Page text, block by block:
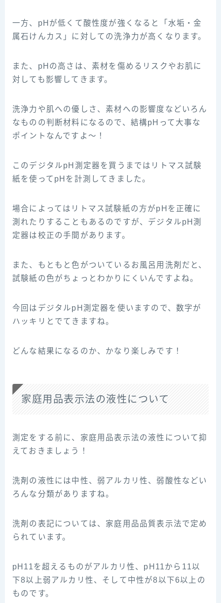
一方、pHが低くて酸性度が強くなると「水垢・金
属石けんカス」に対しての洗浄力が高くなります。
また、pHの高さは、素材を傷めるリスクやお肌に
対しても影響してきます。
洗浄力や肌への優しさ、素材への影響度などいろん
なものの判断材料になるので、結構pHって大事な
ポイントなんですよ～！
このデジタルpH測定器を買うまではリトマス試験
紙を使ってpHを計測してきました。
場合によってはリトマス試験紙の方がpHを正確に
測れたりすることもあるのですが、デジタルpH測
定器は校正の手間があります。
また、もともと色がついているお風呂用洗剤だと、
試験紙の色がちょっとわかりにくいんですよね。
今回はデジタルpH測定器を使いますので、数字が
ハッキリとでてきますね。
どんな結果になるのか、かなり楽しみです！
家庭用品表示法の液性について
測定をする前に、家庭用品表示法の液性について抑
えておきましょう！
洗剤の液性には中性、弱アルカリ性、弱酸性などい
ろんな分類がありますね。
洗剤の表記については、家庭用品品質表示法で定め
られています。
pH11を超えるものがアルカリ性、pH11から11以
下8以上弱アルカリ性、そして中性が8以下6以上の
ものです。